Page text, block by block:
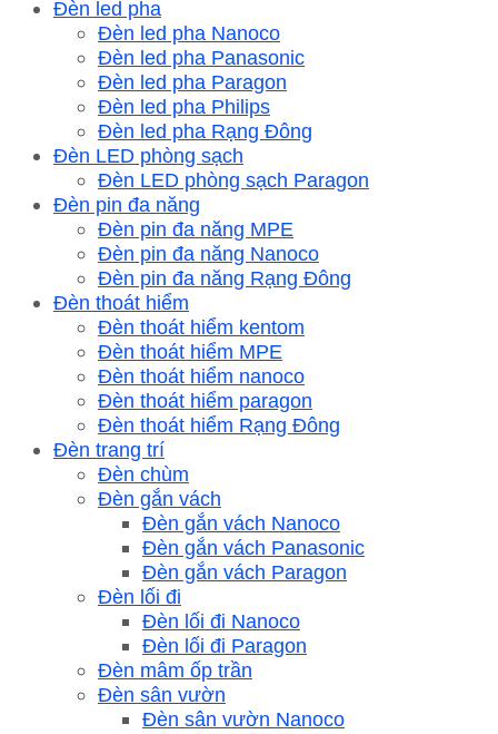
Đèn led pha
Đèn led pha Nanoco
Đèn led pha Panasonic
Đèn led pha Paragon
Đèn led pha Philips
Đèn led pha Rạng Đông
Đèn LED phòng sạch
Đèn LED phòng sạch Paragon
Đèn pin đa năng
Đèn pin đa năng MPE
Đèn pin đa năng Nanoco
Đèn pin đa năng Rạng Đông
Đèn thoát hiểm
Đèn thoát hiểm kentom
Đèn thoát hiểm MPE
Đèn thoát hiểm nanoco
Đèn thoát hiểm paragon
Đèn thoát hiểm Rạng Đông
Đèn trang trí
Đèn chùm
Đèn gắn vách
Đèn gắn vách Nanoco
Đèn gắn vách Panasonic
Đèn gắn vách Paragon
Đèn lối đi
Đèn lối đi Nanoco
Đèn lối đi Paragon
Đèn mâm ốp trần
Đèn sân vườn
Đèn sân vườn Nanoco